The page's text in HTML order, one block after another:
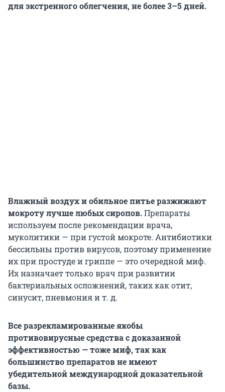
для экстренного облегчения, не более 3–5 дней.
Влажный воздух и обильное питье разжижают
мокроту лучше любых сиропов.Препараты
используем после рекомендации врача,
муколитики — при густой мокроте. Антибиотики
бессильны против вирусов, поэтому применение
их при простуде и гриппе — это очередной миф.
Их назначает только врач при развитии
бактериальных осложнений, таких как отит,
синусит, пневмония и т. д.
Все разрекламированные якобы
противовирусные средства с доказанной
эффективностью — тоже миф, так как
большинство препаратов не имеют
убедительной международной доказательной
базы.